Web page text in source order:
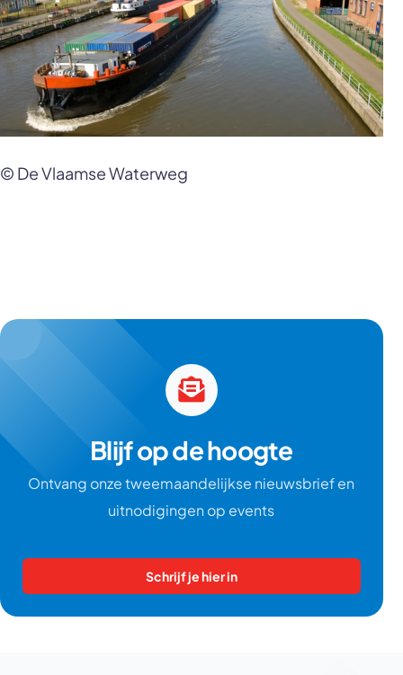
© De Vlaamse Waterweg
Blijf op de hoogte
Ontvang onze tweemaandelijkse nieuwsbrief en
uitnodigingen op events
Schrijf je hier in